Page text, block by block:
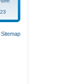
Sitemap